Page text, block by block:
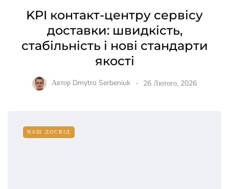
KPI контакт-центру сервісу
доставки: швидкість,
стабільність і нові стандарти
якості
Автор Dmytro Serbeniuk 26 Лютого, 2026
НАШ ДОСВІД